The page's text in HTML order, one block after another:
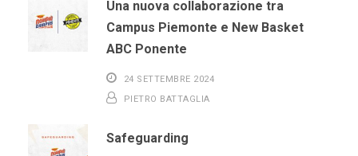
Una nuova collaborazione tra
Campus Piemonte e New Basket
ABC Ponente
24 SETTEMBRE 2024
PIETRO BATTAGLIA
Safeguarding